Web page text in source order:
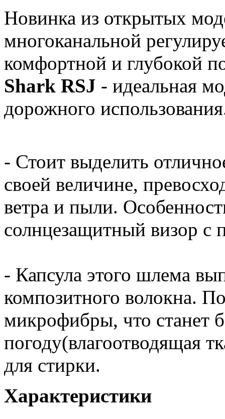
Новинка из открытых
многоканальной
комфортной и глубокой
Shark RSJ - идеальная
дорожного
- Стоит выделить
своей величине,
ветра и пыли.
солнцезащитный визор с
- Капсула этого шлема
композитного волокна.
микрофибры, что
погоду(влагоотводящая
для стирки.
Характеристики